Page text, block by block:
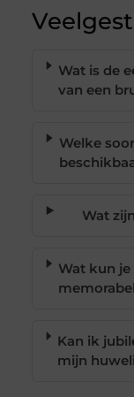
Wat is de
van een
Welke
Wat
Wat kun
Kan ik
mijn